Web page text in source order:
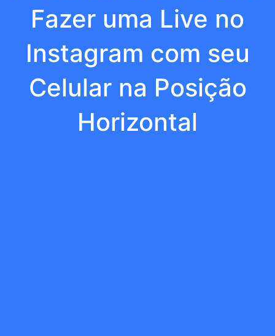
Fazer uma Live no
Instagram com seu
Celular na Posição
Horizontal